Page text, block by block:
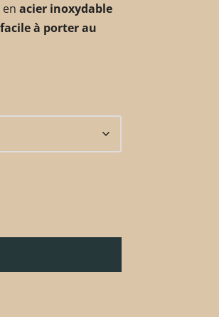
acier inoxydable
facile à porter au